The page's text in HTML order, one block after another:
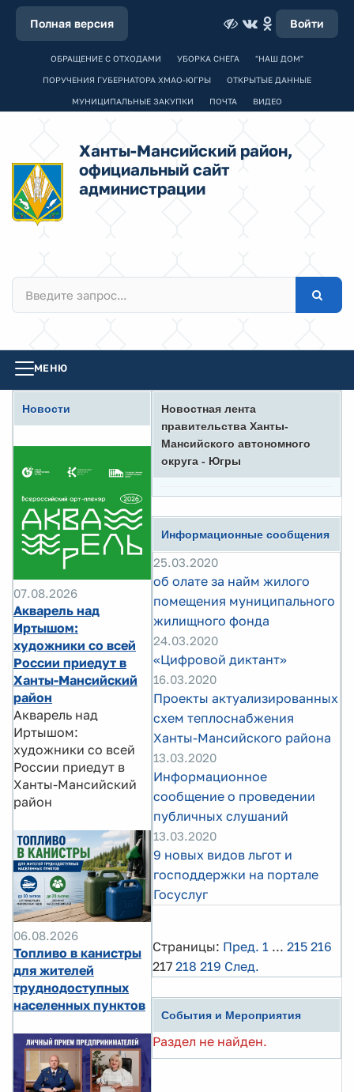
Полная версия Войти
ОБРАЩЕНИЕ С ОТХОДАМИ УБОРКА СНЕГА "НАШ ДОМ"
ПОРУЧЕНИЯ ГУБЕРНАТОРА ХМАО-ЮГРЫ ОТКРЫТЫЕ ДАННЫЕ
МУНИЦИПАЛЬНЫЕ ЗАКУПКИ ПОЧТА ВИДЕО
Ханты-Мансийский район,
официальный сайт
администрации
МЕНЮ
Новости
07.08.2026
Акварель над
Иртышом:
художники со всей
России приедут в
Ханты-Мансийский
район
Акварель над
Иртышом:
художники со всей
России приедут в
Ханты-Мансийский
район
06.08.2026
Топливо в канистры
для жителей
труднодоступных
населенных пунктов
Новостная лента
правительства Ханты-
Мансийского автономного
округа - Югры
Информационные сообщения
25.03.2020
об олате за найм жилого
помещения муниципального
жилищного фонда
24.03.2020
«Цифровой диктант»
16.03.2020
Проекты актуализированных
схем теплоснабжения
Ханты-Мансийского района
13.03.2020
Информационное
сообщение о проведении
публичных слушаний
13.03.2020
9 новых видов льгот и
господдержки на портале
Госуслуг
Страницы: Пред. 1 ... 215 216
217 218 219 След.
События и Мероприятия
Раздел не найден.